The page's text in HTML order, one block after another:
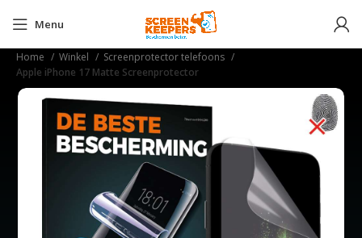
Menu
Home Winkel
Screenprotector telefoons
Apple iPhone 17 Matte Screenprotector